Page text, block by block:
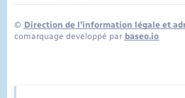
© Direction de l’information légale et
comarquage developpé par baseo.io